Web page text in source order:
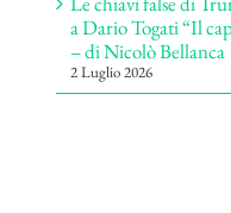
a Dario Togati “Il
– di Nicolò Bellanca
2 Luglio 2026